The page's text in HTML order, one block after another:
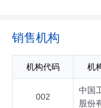
销售机构
机构代码 机
002
中国
股份